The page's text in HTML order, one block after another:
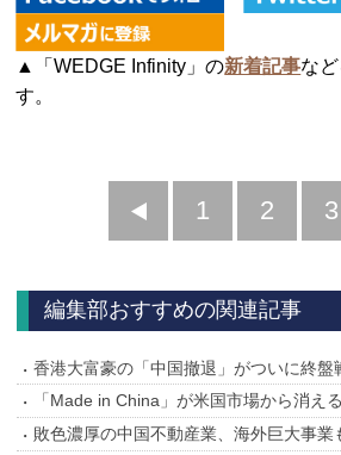
▲「WEDGE Infinity」の新着記事な
す。
前
1 2 3
編集部おすすめの関連記事
香港大富豪の「中国撤退」がついに終盤
「Made in China」が米国市場から消え
敗色濃厚の中国不動産業、海外巨大事業